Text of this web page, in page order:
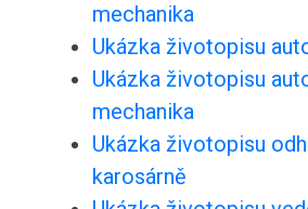
mechanika
Ukázka životopisu
Ukázka životopisu
mechanika
Ukázka životopisu
karosárně